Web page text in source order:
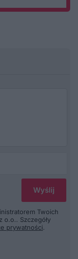
Twoich
o.o.. Szczegóły
prywatności.